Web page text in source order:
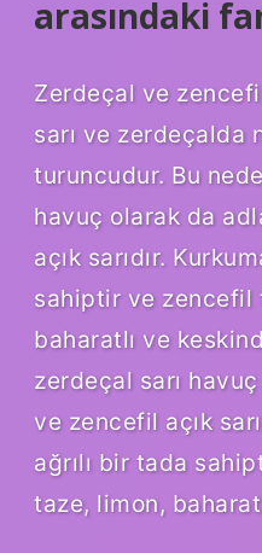
arasındaki
Zerdeçal ve
sarı ve zerdeçalda
turuncudur. Bu
havuç olarak da
açık sarıdır.
sahiptir ve zencefil
baharatlı ve
zerdeçal sarı havuç
ve zencefil açık
ağrılı bir tada
taze, limon,